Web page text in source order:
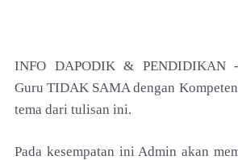
INFO DAPODIK & PENDIDIKAN
Guru TIDAK SAMA dengan
tema dari tulisan ini.
Pada kesempatan ini Admin akan